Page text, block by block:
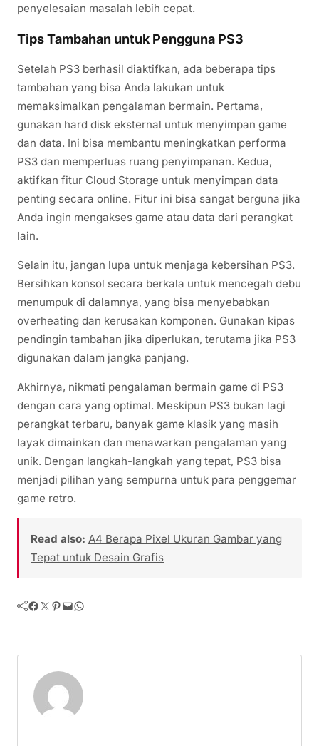
penyelesaian masalah lebih cepat.
Tips Tambahan untuk Pengguna PS3
Setelah PS3 berhasil diaktifkan, ada beberapa tips
tambahan yang bisa Anda lakukan untuk
memaksimalkan pengalaman bermain. Pertama,
gunakan hard disk eksternal untuk menyimpan game
dan data. Ini bisa membantu meningkatkan performa
PS3 dan memperluas ruang penyimpanan. Kedua,
aktifkan fitur Cloud Storage untuk menyimpan data
penting secara online. Fitur ini bisa sangat berguna jika
Anda ingin mengakses game atau data dari perangkat
lain.
Selain itu, jangan lupa untuk menjaga kebersihan PS3.
Bersihkan konsol secara berkala untuk mencegah debu
menumpuk di dalamnya, yang bisa menyebabkan
overheating dan kerusakan komponen. Gunakan kipas
pendingin tambahan jika diperlukan, terutama jika PS3
digunakan dalam jangka panjang.
Akhirnya, nikmati pengalaman bermain game di PS3
dengan cara yang optimal. Meskipun PS3 bukan lagi
perangkat terbaru, banyak game klasik yang masih
layak dimainkan dan menawarkan pengalaman yang
unik. Dengan langkah-langkah yang tepat, PS3 bisa
menjadi pilihan yang sempurna untuk para penggemar
game retro.
Read also: A4 Berapa Pixel Ukuran Gambar yang
Tepat untuk Desain Grafis
Facebook Twitter Pinterest Mail WhatsApp